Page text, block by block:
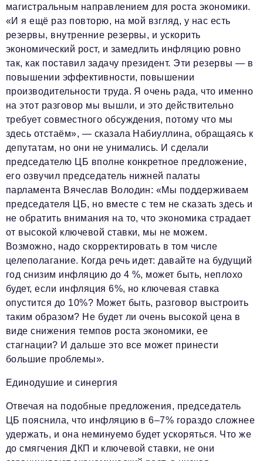
магистральным направлением для роста экономики.
«И я ещё раз повторю, на мой взгляд, у нас есть
резервы, внутренние резервы, и ускорить
экономический рост, и замедлить инфляцию ровно
так, как поставил задачу президент. Эти резервы — в
повышении эффективности, повышении
производительности труда. Я очень рада, что именно
на этот разговор мы вышли, и это действительно
требует совместного обсуждения, потому что мы
здесь отстаём», — сказала Набиуллина, обращаясь к
депутатам, но они не унимались. И сделали
председателю ЦБ вполне конкретное предложение,
его озвучил председатель нижней палаты
парламента Вячеслав Володин: «Мы поддерживаем
председателя ЦБ, но вместе с тем не сказать здесь и
не обратить внимания на то, что экономика страдает
от высокой ключевой ставки, мы не можем.
Возможно, надо скорректировать в том числе
целеполагание. Когда речь идет: давайте на будущий
год снизим инфляцию до 4 %, может быть, неплохо
будет, если инфляция 6%, но ключевая ставка
опустится до 10%? Может быть, разговор выстроить
таким образом? Не будет ли очень высокой цена в
виде снижения темпов роста экономики, ее
стагнации? И дальше это все может принести
большие проблемы».
Единодушие и синергия
Отвечая на подобные предложения, председатель
ЦБ пояснила, что инфляцию в 6–7% гораздо сложнее
удержать, и она неминуемо будет ускоряться. Что же
до смягчения ДКП и ключевой ставки, не они